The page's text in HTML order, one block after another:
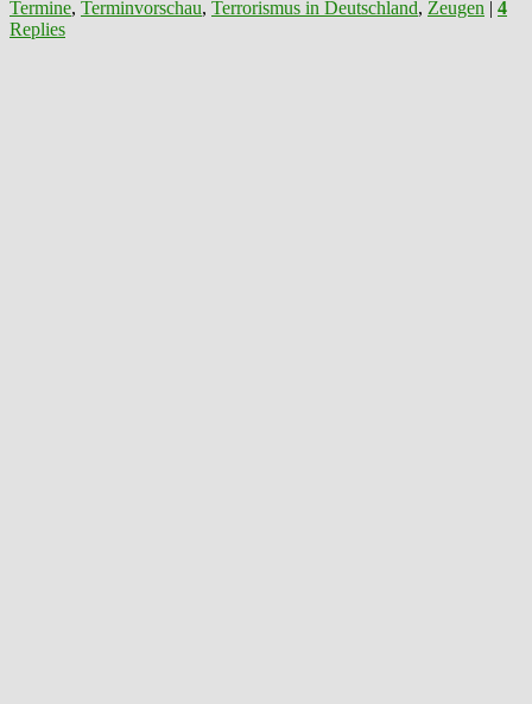
Termine, Terminvorschau, Terrorismus in Deutschland, Zeugen | 4
Replies